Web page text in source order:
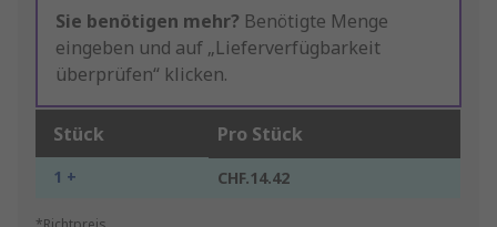
Sie benötigen mehr? Benötigte Menge
eingeben und auf „Lieferverfügbarkeit
überprüfen“ klicken.
Stück Pro Stück
1 + CHF.14.42